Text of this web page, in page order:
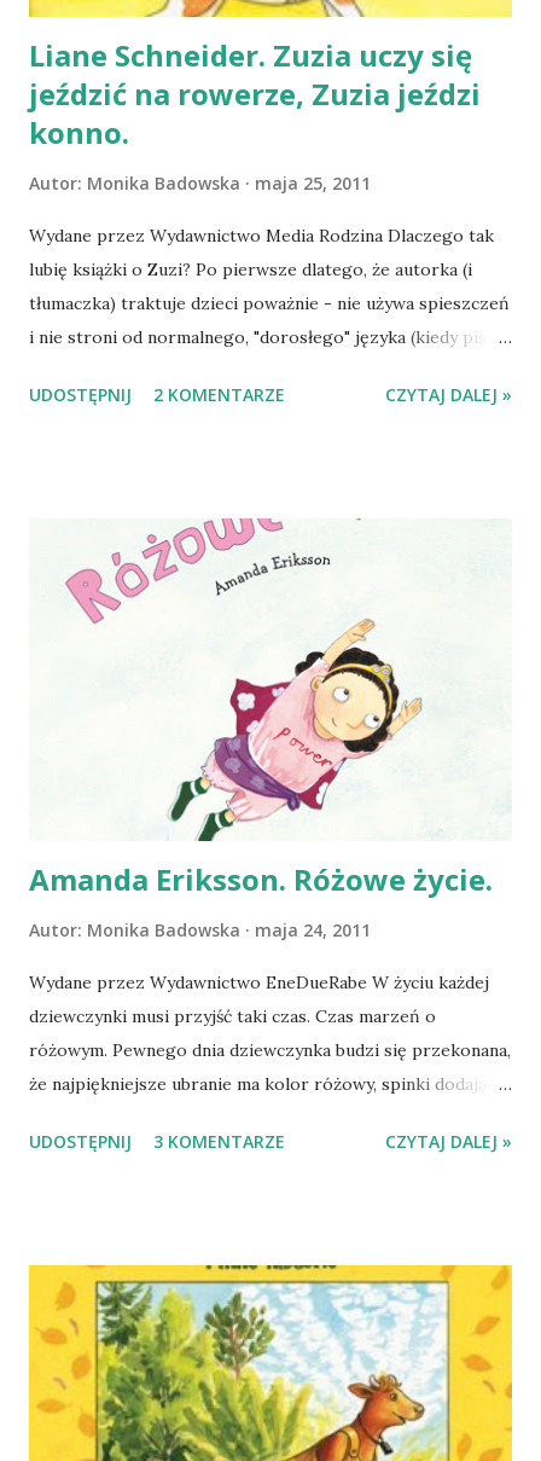
każdym razem, gdy pojawia się nowa powieść, nie ...
Liane Schneider. Zuzia uczy się
jeździć na rowerze, Zuzia jeździ
konno.
Autor: Monika Badowska maja 25, 2011
Wydane przez Wydawnictwo Media Rodzina Dlaczego tak
lubię książki o Zuzi? Po pierwsze dlatego, że autorka (i
tłumaczka) traktuje dzieci poważnie - nie używa spieszczeń
i nie stroni od normalnego, "dorosłego" języka (kiedy pisze
"strzemię"). Po drugie dlatego, że Zuzia jest dzieckiem
rowerze" i "Zuzia jeździ konno" to już nasze kolejne
książeczki z serii i mogę je polecić wszystkim rodzicom!
Przed nami nauka jazdy na rowerze, więc teraz, po lekturze
książki o Zuzi, Helenka wie, że inne dzieci też się
przewracają i że to normalne kiedy człowiek się czegoś
uczy. Zuzi nie da się nie lubić, czyta się też z przyjemnością
:) P.S. Jeśli idziecie w odwiedziny do dziecka, któremu
właśnie urodziło się młod...
UDOSTĘPNIJ 2 KOMENTARZE CZYTAJ DALEJ »
Amanda Eriksson. Różowe życie.
Autor: Monika Badowska maja 24, 2011
Wydane przez Wydawnictwo EneDueRabe W życiu każdej
dziewczynki musi przyjść taki czas. Czas marzeń o
różowym. Pewnego dnia dziewczynka budzi się przekonana,
że najpiękniejsze ubranie ma kolor różowy, spinki dodające
wytworem magicznym, acz pożądanym. Co jednak jeśli w
książki Amandy Eriksson. Na szczęście dziewczynka ma
dziadka, który jest najlepszym dziadkiem na świecie. Wie on
bowiem, że marzeniem dziewczynek jest bycie księżniczką,
a księżniczka musi mieć dużo różowego wokół siebie.
Przybywając na odsiecz wnuczce dziadek zabiera ze sobą
różne materiały we właściwej barwie, barwniki, tasiemki i
UDOSTĘPNIJ 3 KOMENTARZE CZYTAJ DALEJ »